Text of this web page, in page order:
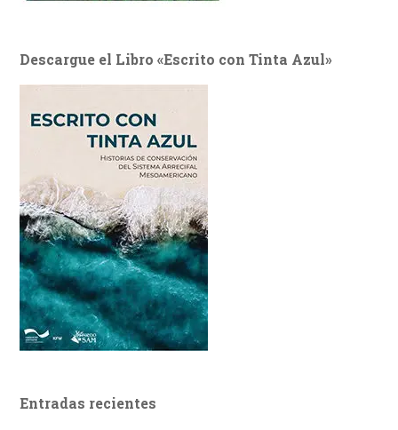
Descargue el Libro «Escrito con Tinta Azul»
Entradas recientes